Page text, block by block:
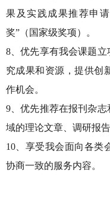
果及实践成果推荐申
奖”（国家级奖项）。
8、优先享有我会课题
究成果和资源，提供创
作机会。
9、优先推荐在报刊杂
域的理论文章、调研报
10、享受我会面向各类
协商一致的服务内容。